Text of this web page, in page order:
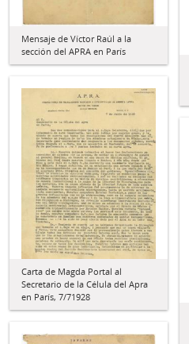
Mensaje de Víctor Raúl a la
sección del APRA en París
Carta de Magda Portal al
Secretario de la Célula del Apra
en París, 7/71928